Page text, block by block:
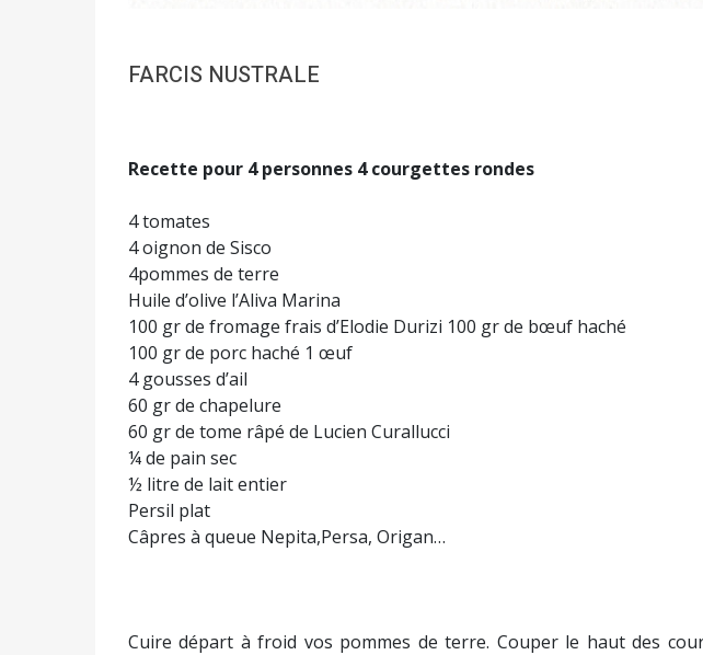
FARCIS NUSTRALE
Recette pour 4 personnes 4 courgettes rondes
4 tomates
4 oignon de Sisco
4pommes de terre
Huile d’olive l’Aliva Marina
100 gr de fromage frais d’Elodie Durizi 100 gr de bœuf haché
100 gr de porc haché 1 œuf
4 gousses d’ail
60 gr de chapelure
60 gr de tome râpé de Lucien Curallucci
¼ de pain sec
½ litre de lait entier
Persil plat
Câpres à queue Nepita,Persa, Origan…
Cuire départ à froid vos pommes de terre. Couper le haut des